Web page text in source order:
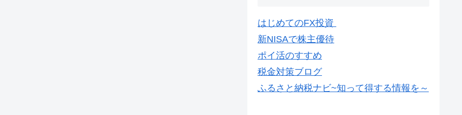
はじめてのFX投資
新NISAで株主優待
ポイ活のすすめ
税金対策ブログ
ふるさと納税ナビ~知って得する情報を～